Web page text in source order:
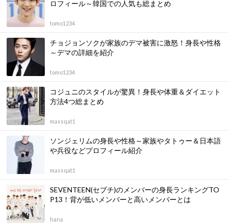
ロフィール～韓国での人気も総まとめ
tomo1234
チョジョンソクが家族のデマ被害に激怒！身長や性格
～デマの詳細を紹介
tomo1234
コジュニのスタイルが驚異！身長や体重＆ダイエット
方法4つ総まとめ
massqat1
ソンジェリムの身長や性格～家族やタトゥー＆日本語
や兵役などプロフィール紹介
massqat1
SEVENTEEN(セブチ)のメンバーの身長ランキングTO
P13！背が低いメンバーと高いメンバーとは
hana